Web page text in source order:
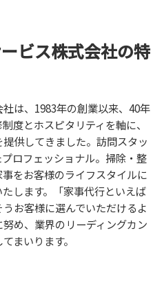
ビス株式会社の特
は、1983年の創業以来、40年
度とホスピタリティを軸に、
供してきました。訪問スタッ
ロフェッショナル。掃除・整
をお客様のライフスタイルに
します。「家事代行といえば
お客様に選んでいただけるよ
め、業界のリーディングカン
まいります。